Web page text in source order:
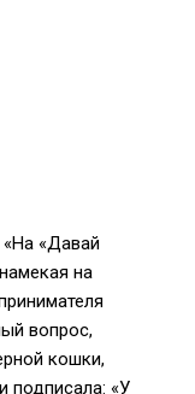
«Давай
на
вопрос,
кошки,
подписала: «У